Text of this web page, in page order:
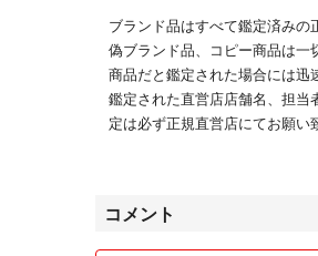
ブランド品はすべて鑑定済みの
偽ブランド品、コピー商品は一
商品だと鑑定された場合には迅
鑑定された直営店店舗名、担
定は必ず正規直営店にてお願
させて頂いております。
コメント